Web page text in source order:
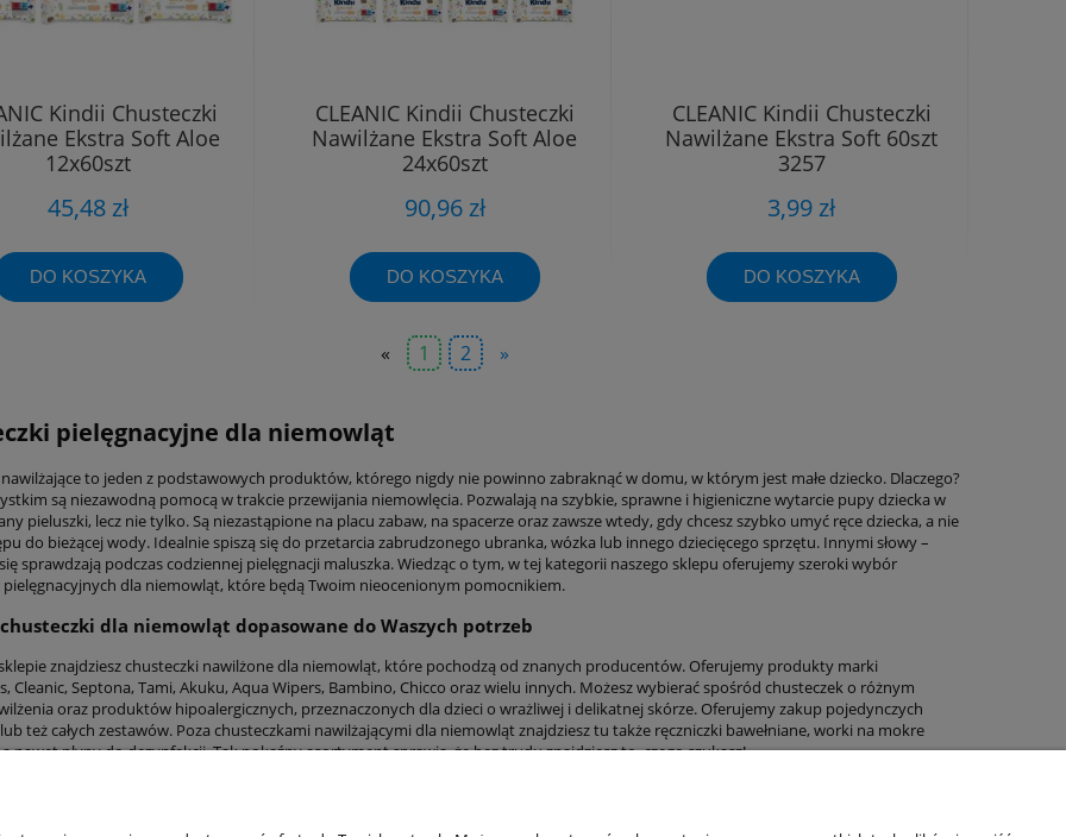
Kindii Chusteczki
Ekstra Soft Aloe
12x60szt
45,48 zł
DO KOSZYKA
CLEANIC Kindii Chusteczki
Nawilżane Ekstra Soft Aloe
24x60szt
90,96 zł
DO KOSZYKA
CLEANIC Kindii Chusteczki
Nawilżane Ekstra Soft 60szt
3257
3,99 zł
DO KOSZYKA
« 1 2 »
pielęgnacyjne dla niemowląt
to jeden z podstawowych produktów, którego nigdy nie powinno zabraknąć w domu, w którym jest małe dziecko. Dlaczego?
są niezawodną pomocą w trakcie przewijania niemowlęcia. Pozwalają na szybkie, sprawne i higieniczne wytarcie pupy dziecka w
pieluszki, lecz nie tylko. Są niezastąpione na placu zabaw, na spacerze oraz zawsze wtedy, gdy chcesz szybko umyć ręce dziecka, a nie
do bieżącej wody. Idealnie spiszą się do przetarcia zabrudzonego ubranka, wózka lub innego dziecięcego sprzętu. Innymi słowy –
sprawdzają podczas codziennej pielęgnacji maluszka. Wiedząc o tym, w tej kategorii naszego sklepu oferujemy szeroki wybór
pielęgnacyjnych dla niemowląt, które będą Twoim nieocenionym pomocnikiem.
dla niemowląt dopasowane do Waszych potrzeb
znajdziesz chusteczki nawilżone dla niemowląt, które pochodzą od znanych producentów. Oferujemy produkty marki
Cleanic, Septona, Tami, Akuku, Aqua Wipers, Bambino, Chicco oraz wielu innych. Możesz wybierać spośród chusteczek o różnym
oraz produktów hipoalergicznych, przeznaczonych dla dzieci o wrażliwej i delikatnej skórze. Oferujemy zakup pojedynczych
też całych zestawów. Poza chusteczkami nawilżającymi dla niemowląt znajdziesz tu także ręczniczki bawełniane, worki na mokre
nawet płyny do dezynfekcji. Tak pokaźny asortyment sprawia, że bez trudu znajdziesz to, czego szukasz!